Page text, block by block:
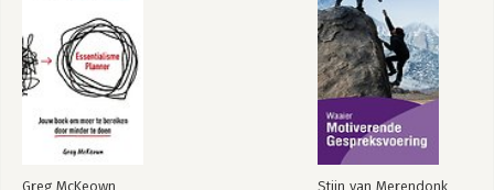
Multipliers Essentialisme
Greg McKeown Stijn van Merendonk